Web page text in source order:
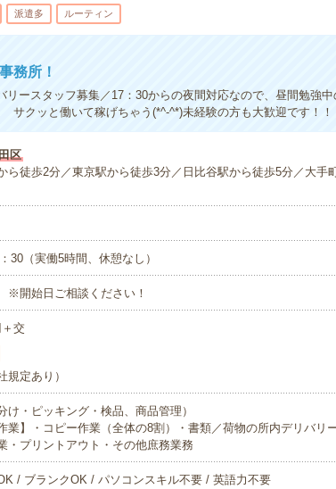
派遣多 ルーティン
務所！
リースタッフ募集／17：30からの夜間対応なので、昼間勉強
サクッと働いて稼げちゃう(*^-^*)未経験の方も大歓迎です！！
区
ら徒歩2分／東京駅から徒歩3分／日比谷駅から徒歩5分／大手
30（実働5時間、休憩なし）
開始日ご相談ください！
交
定あり）
け・ピッキング・検品、商品管理）
業】・コピー作業（全体の8割）・書類／荷物の所内デリバリ
・プリントアウト・その他庶務業務
/ ブランクOK / パソコンスキル不要 / 英語力不要